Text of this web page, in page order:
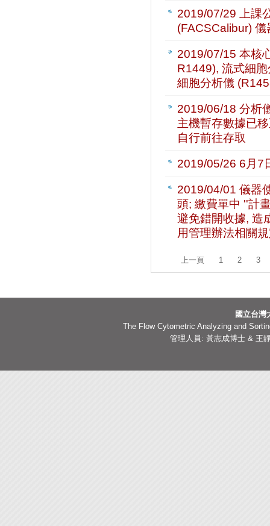
2019/07/29
上
(FACSCalibur)
2019/07/15 本核
R1449), 流式細
細胞分析儀
2019/06/18 分析
主機暫存數據已
自行前往存取
2019/05/26 6月7
2019/04/01 儀器
頭; 繳費單中 ''計
避免錯開收據, 造
用管理辦法相關
上一頁 1 2 3
國立台灣
The Flow Cytometric Analyzing and
管理人員: 黃志成博士 & 王